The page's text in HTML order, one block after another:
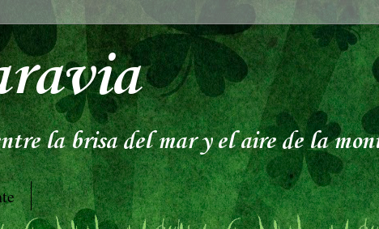
la brisa del mar y el aire de la